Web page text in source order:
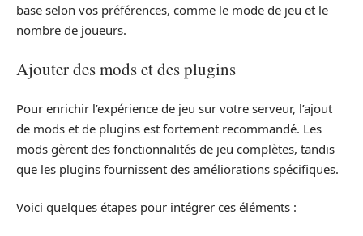
base selon vos préférences, comme le mode de jeu et le
nombre de joueurs.
Ajouter des mods et des plugins
Pour enrichir l’expérience de jeu sur votre serveur, l’ajout
de mods et de plugins est fortement recommandé. Les
mods gèrent des fonctionnalités de jeu complètes, tandis
que les plugins fournissent des améliorations spécifiques.
Voici quelques étapes pour intégrer ces éléments :